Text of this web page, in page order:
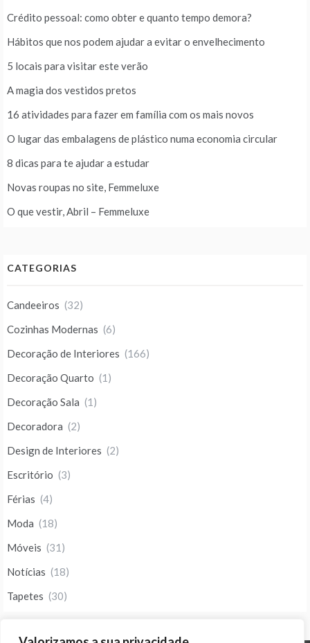
Crédito pessoal: como obter e quanto tempo demora?
Hábitos que nos podem ajudar a evitar o envelhecimento
5 locais para visitar este verão
A magia dos vestidos pretos
16 atividades para fazer em família com os mais novos
O lugar das embalagens de plástico numa economia circular
8 dicas para te ajudar a estudar
Novas roupas no site, Femmeluxe
O que vestir, Abril – Femmeluxe
CATEGORIAS
Candeeiros (32)
Cozinhas Modernas (6)
Decoração de Interiores (166)
Decoração Quarto (1)
Decoração Sala (1)
Decoradora (2)
Design de Interiores (2)
Escritório (3)
Férias (4)
Moda (18)
Móveis (31)
Notícias (18)
Tapetes (30)